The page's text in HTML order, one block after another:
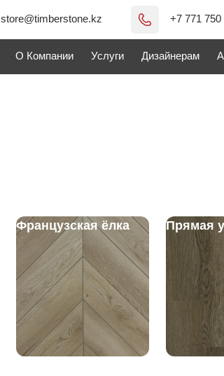
store@timberstone.kz +7 771 750
О Компании Услуги Дизайнерам
Французская ёлка Прямая